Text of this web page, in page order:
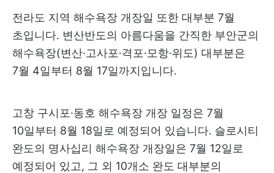
전라도 지역 해수욕장 개장일 또한 대부분 7월
초입니다. 변산반도의 아름다움을 간직한 부안군의
해수욕장(변산·고사포·격포·모항·위도) 대부분은
7월 4일부터 8월 17일까지입니다.
고창 구시포·동호 해수욕장 개장 일정은 7월
10일부터 8월 18일로 예정되어 있습니다. 슬로시티
완도의 명사십리 해수욕장 개장일은 7월 12일로
예정되어 있고, 그 외 10개소 완도 대부분의